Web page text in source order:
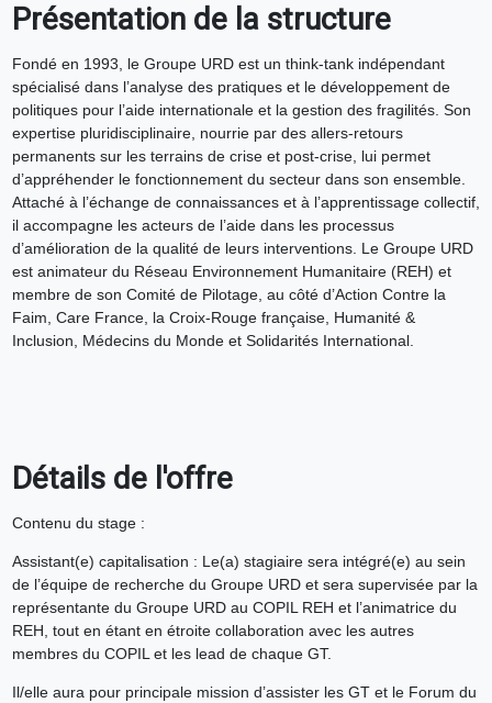
Présentation de la structure
Fondé en 1993, le Groupe URD est un think-tank indépendant
spécialisé dans l’analyse des pratiques et le développement de
politiques pour l’aide internationale et la gestion des fragilités. Son
expertise pluridisciplinaire, nourrie par des allers-retours
permanents sur les terrains de crise et post-crise, lui permet
d’appréhender le fonctionnement du secteur dans son ensemble.
Attaché à l’échange de connaissances et à l’apprentissage collectif,
il accompagne les acteurs de l’aide dans les processus
d’amélioration de la qualité de leurs interventions. Le Groupe URD
est animateur du Réseau Environnement Humanitaire (REH) et
membre de son Comité de Pilotage, au côté d’Action Contre la
Faim, Care France, la Croix-Rouge française, Humanité &
Inclusion, Médecins du Monde et Solidarités International.
Détails de l'offre
Contenu du stage :
Assistant(e) capitalisation : Le(a) stagiaire sera intégré(e) au sein
de l’équipe de recherche du Groupe URD et sera supervisée par la
représentante du Groupe URD au COPIL REH et l’animatrice du
REH, tout en étant en étroite collaboration avec les autres
membres du COPIL et les lead de chaque GT.
Il/elle aura pour principale mission d’assister les GT et le Forum du